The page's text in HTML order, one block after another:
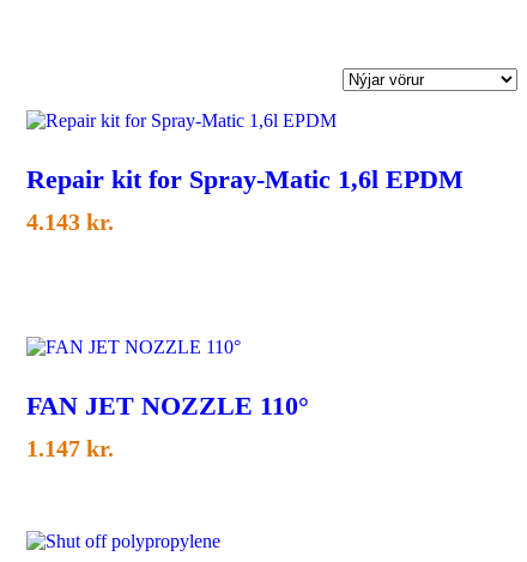
Repair kit for Spray-Matic 1,6l EPDM
4.143 kr.
FAN JET NOZZLE 110°
1.147 kr.